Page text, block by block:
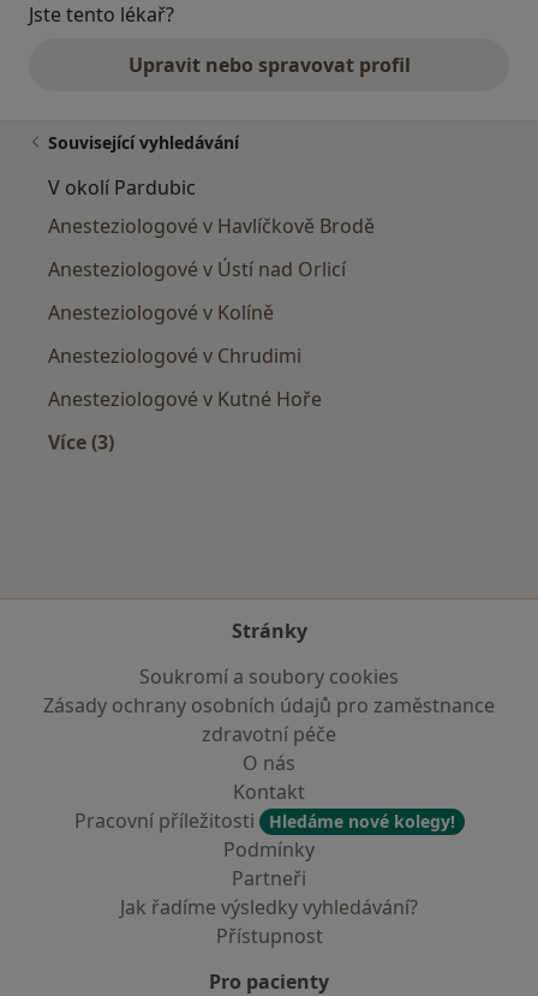
Jste tento lékař?
Upravit nebo spravovat profil
Související vyhledávání
V okolí Pardubic
Anesteziologové v Havlíčkově Brodě
Anesteziologové v Ústí nad Orlicí
Anesteziologové v Kolíně
Anesteziologové v Chrudimi
Anesteziologové v Kutné Hoře
Více (3)
Stránky
Soukromí a soubory cookies
Zásady ochrany osobních údajů pro zaměstnance
zdravotní péče
O nás
Kontakt
Pracovní příležitosti
Hledáme nové kolegy!
Podmínky
Partneři
Jak řadíme výsledky vyhledávání?
Přístupnost
Pro pacienty